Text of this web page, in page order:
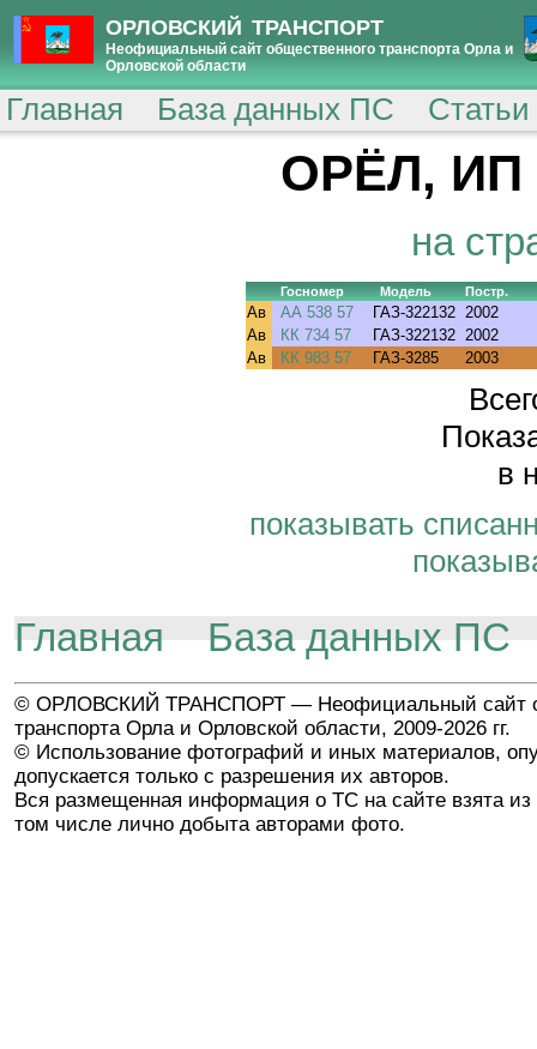
ОРЛОВСКИЙ ТРАНСПОРТ
Неофициальный сайт общественного транспорта Орла и
Орловской области
Главная База данных ПС
ОРЁЛ, ИП
на
Госномер Модель Постр.
Ав АА 538 57 ГАЗ-322132 2002
Ав
КК 734 57 ГАЗ-322132 2002
Ав
КК 983 57 ГАЗ-3285 2003
в
показывать
Главная База данных ПС
© ОРЛОВСКИЙ ТРАНСПОРТ — Неофициальный сайт
транспорта Орла и Орловской области, 2009-2026 гг.
© Использование фотографий и иных материалов,
допускается только с разрешения их авторов.
Вся размещенная информация о ТС на сайте взята из
том числе лично добыта авторами фото.